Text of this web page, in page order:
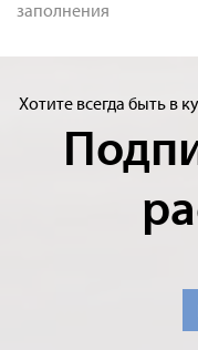
заполнения
Хотите всегда быть в